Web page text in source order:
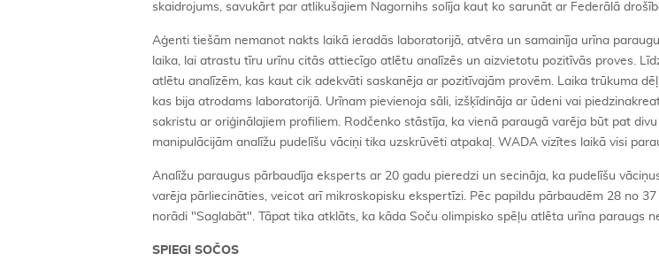
skaidrojums, savukārt par atlikušajiem Nagornihs solīja kaut ko sarunāt ar Federālā
Aģenti tiešām nemanot nakts laikā ieradās laboratorijā, atvēra un samainīja urīna
laika, lai atrastu tīru urīnu citās attiecīgo atlētu analīzēs un aizvietotu pozitīvās proves.
atlētu analīzēm, kas kaut cik adekvāti saskanēja ar pozitīvajām provēm. Laika trūkuma
kas bija atrodams laboratorijā. Urīnam pievienoja sāli, izšķīdināja ar ūdeni vai
sakristu ar oriģinālajiem profiliem. Rodčenko stāstīja, ka vienā paraugā varēja būt pat
manipulācijām analīžu pudelīšu vāciņi tika uzskrūvēti atpakaļ. WADA vizītes laikā visi
Analīžu paraugus pārbaudīja eksperts ar 20 gadu pieredzi un secināja, ka pudelīšu
varēja pārliecināties, veicot arī mikroskopisku ekspertīzi. Pēc papildu pārbaudēm 28 no
norādi "Saglabāt". Tāpat tika atklāts, ka kāda Soču olimpisko spēļu atlēta urīna paraugs
SPIEGI SOČOS